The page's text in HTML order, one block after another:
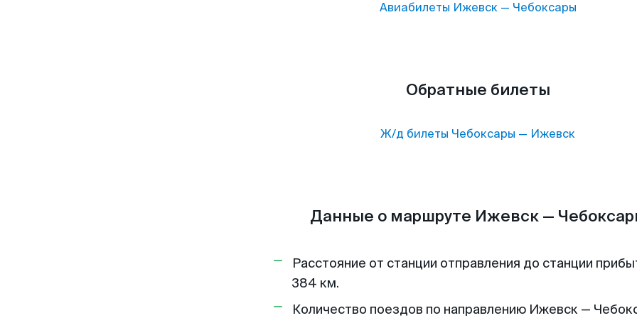
Авиабилеты Ижевск— Чебоксары
Обратные билеты
Ж/д билеты Чебоксары — Ижевск
Данные о маршруте Ижевск —
Расстояние от станции отправления до станции
384 км.
Количество поездов по направлению Ижевск —